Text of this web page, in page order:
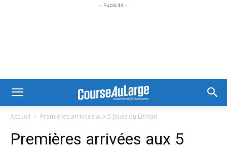
- Publicité -
Accueil Premières arrivées aux 5 Jours du Léman
Premières arrivées aux 5